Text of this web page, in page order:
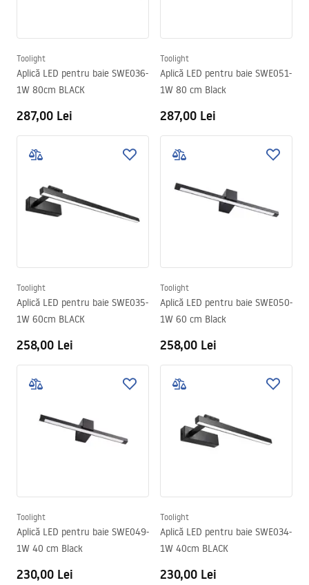
Toolight
Aplică LED pentru baie SWE036-
1W 80cm BLACK
287,00 Lei
Toolight
Aplică LED pentru baie SWE051-
1W 80 cm Black
287,00 Lei
Toolight
Aplică LED pentru baie SWE035-
1W 60cm BLACK
258,00 Lei
Toolight
Aplică LED pentru baie SWE050-
1W 60 cm Black
258,00 Lei
Toolight
Aplică LED pentru baie SWE049-
1W 40 cm Black
230,00 Lei
Toolight
Aplică LED pentru baie SWE034-
1W 40cm BLACK
230,00 Lei